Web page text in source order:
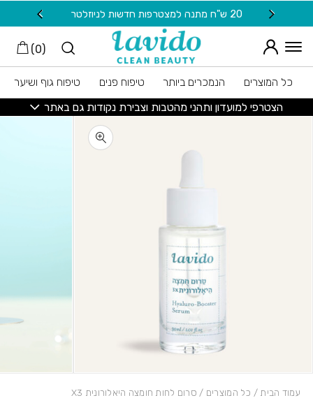
Skip to Content
20 ש"ח מתנה למצטרפות חדשות לניוזלטר
(
0
)
כל המוצרים הנמכרים ביותר טיפוח פנים
טיפוח גוף ושיער
הצטרפי למועדון ותהני מהטבות וצבירת נקודות גם באתר
עמוד הבית / כל המוצרים / סרום לחות חומצה היאלורונית X3
בחזרה למעלה